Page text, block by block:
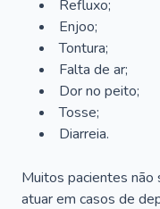
Refluxo;
Enjoo;
Tontura;
Falta de ar;
Dor no peito;
Tosse;
Diarreia.
Muitos pacientes não
atuar em casos de